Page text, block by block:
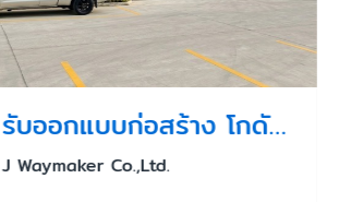
รับออกแบบก่อสร้าง โกดัง โรงงาน ครัวกลางแบบครบวงจร
J Waymaker Co.,Ltd.